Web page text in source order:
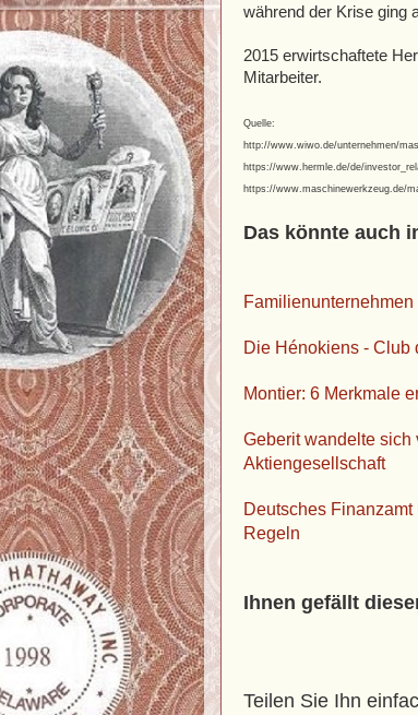
während der Krise ging
2015 erwirtschaftete
Mitarbeiter.
Quelle:
http://www.wiwo.de/unternehmen/
https://www.hermle.de/de/
https://www.maschinewerkzeug.de/
Das könnte auch
Die Hénokiens - Club
Montier: 6 Merkmale
Geberit wandelte
Aktiengesellschaft
Deutsches
Regeln
Ihnen gefällt
Teilen Sie Ihn